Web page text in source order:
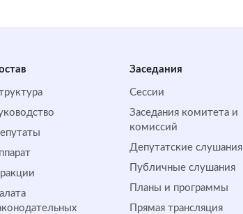
Заседания
Сессии
Заседания комитета и
комиссий
Депутатские слушания
Публичные слушания
Планы и программы
Прямая трансляция